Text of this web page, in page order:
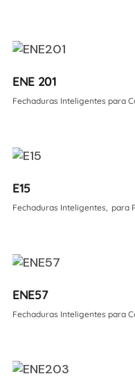
ENE 201
Fechaduras Inteligentes para
E15
Fechaduras Inteligentes para
ENE57
Fechaduras Inteligentes para